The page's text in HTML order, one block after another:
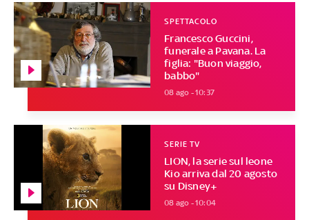
Francesco Guccini,
funerale a Pavana. La
figlia: "Buon viaggio,
babbo"
SPETTACOLO
08 ago - 10:37
LION, la serie sul leone
Kio arriva dal 20 agosto
su Disney+
SERIE TV
08 ago - 10:04